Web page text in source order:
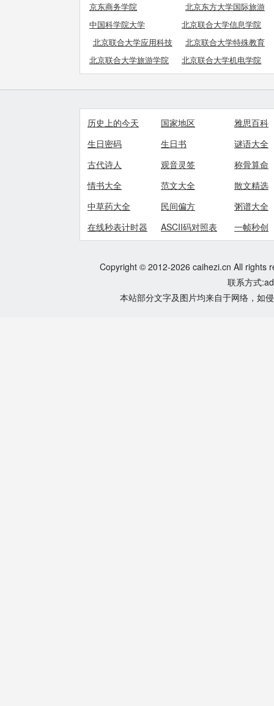
京东商务学院
北京东方大学国际旅游
学院
中国科学院大学
北京联合大学信息学院
北京联合大学应用科技
学院
北京联合大学特殊教育
学院
北京联合大学旅游学院 北京联合大学机电学院
历史上的今天 国家地区
雅思百科
生日密码
生日书
谜语大全
古代诗人
观音灵签
称骨算命
情书大全
范文大全
散文精选
中草药大全
民间偏方
粥谱大全
在线秒表计时器
ASCII码对照表 一帧秒创
Copyright © 2012-2026 caihezi.cn All rights
联系方式
本站部分文字及图片均来自于网络，如